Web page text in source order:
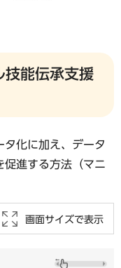
技能伝承支援
タ化に加え、データ
促進する方法（マニ
画面サイズで表示